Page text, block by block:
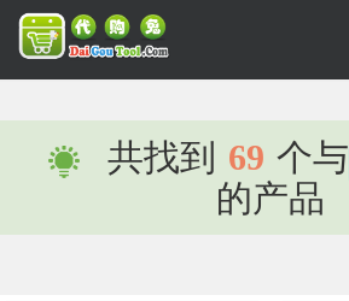
共找到 69 个与
的产品